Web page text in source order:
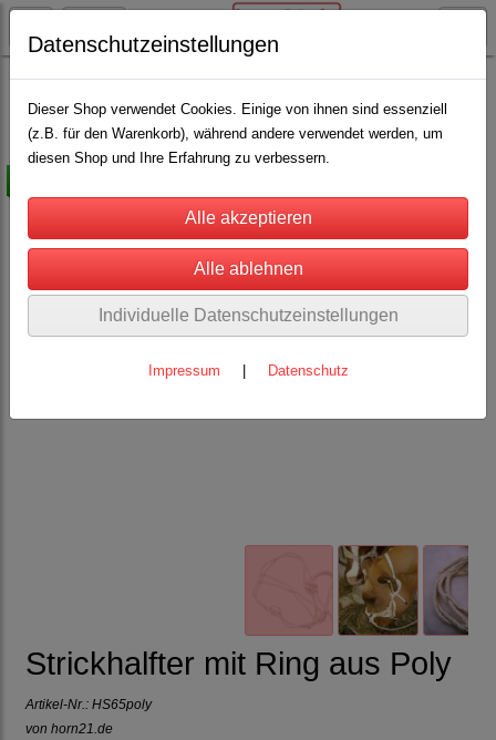
Stricke Strickhalfter(2)
Strickhalfter mit Ring aus Poly
Artikel-Nr.: HS65poly
von horn21.de
Datenschutzeinstellungen
Dieser Shop verwendet Cookies. Einige von ihnen sind essenziell
(z.B. für den Warenkorb), während andere verwendet werden, um
diesen Shop und Ihre Erfahrung zu verbessern.
Individuelle Datenschutzeinstellungen
Impressum Datenschutz